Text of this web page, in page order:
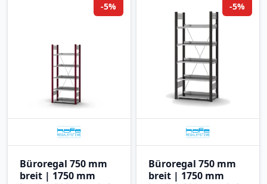
Büroregal 750 mm
breit | 1750 mm
-5%
Büroregal 750 mm
breit | 1750 mm
-5%